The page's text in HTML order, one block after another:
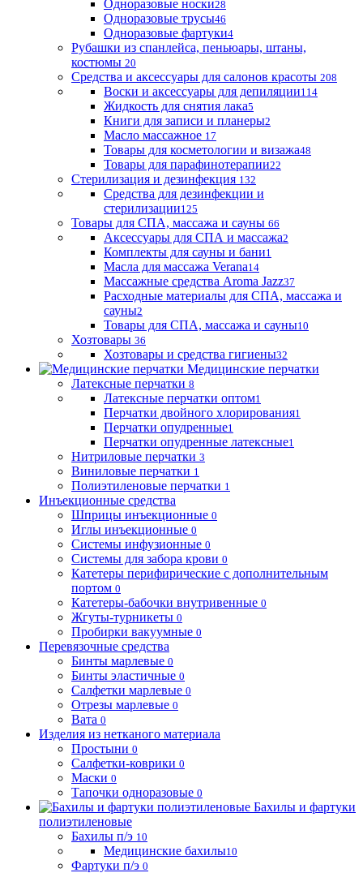
Одноразовые носки28
Одноразовые трусы46
Одноразовые фартуки4
Рубашки из спанлейса, пеньюары, штаны,
костюмы 20
Средства и аксессуары для салонов красоты 208
Воски и аксессуары для депиляции114
Жидкость для снятия лака5
Книги для записи и планеры2
Масло массажное 17
Товары для косметологии и визажа48
Товары для парафинотерапии22
Стерилизация и дезинфекция 132
Средства для дезинфекции и
стерилизации125
Товары для СПА, массажа и сауны 66
Аксессуары для СПА и массажа2
Комплекты для сауны и бани1
Масла для массажа Verana14
Массажные средства Aroma Jazz37
Расходные материалы для СПА, массажа и
сауны2
Товары для СПА, массажа и сауны10
Хозтовары 36
Хозтовары и средства гигиены32
Медицинские перчатки
Латексные перчатки 8
Латексные перчатки оптом1
Перчатки двойного хлорирования1
Перчатки опудренные1
Перчатки опудренные латексные1
Нитриловые перчатки 3
Виниловые перчатки 1
Полиэтиленовые перчатки 1
Инъекционные средства
Шприцы инъекционные 0
Иглы инъекционные 0
Системы инфузионные 0
Системы для забора крови 0
Катетеры перифирические с дополнительным
портом 0
Катетеры-бабочки внутривенные 0
Жгуты-турникеты 0
Пробирки вакуумные 0
Перевязочные средства
Бинты марлевые 0
Бинты эластичные 0
Салфетки марлевые 0
Отрезы марлевые 0
Вата 0
Изделия из нетканого материала
Простыни 0
Салфетки-коврики 0
Маски 0
Тапочки одноразовые 0
Бахилы и фартуки
полиэтиленовые
Бахилы п/э 10
Медицинские бахилы10
Фартуки п/э 0